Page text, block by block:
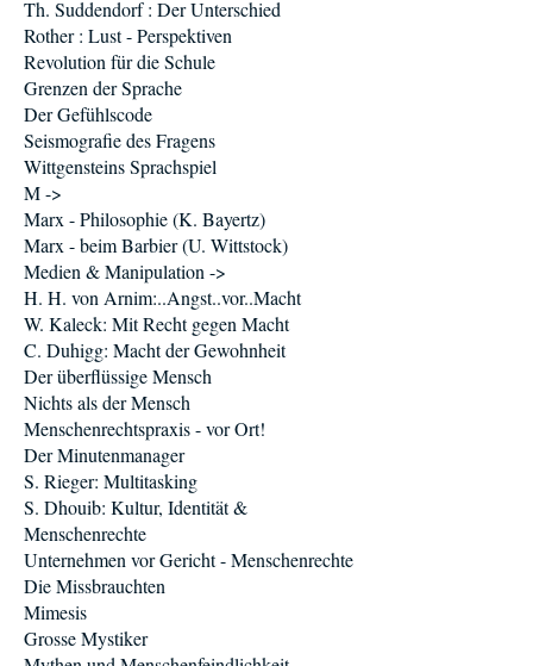
Th. Suddendorf : Der Unterschied
Rother : Lust - Perspektiven
Revolution für die Schule
Grenzen der Sprache
Der Gefühlscode
Seismografie des Fragens
Wittgensteins Sprachspiel
M ->
Marx - Philosophie (K. Bayertz)
Marx - beim Barbier (U. Wittstock)
Medien & Manipulation ->
H. H. von Arnim:..Angst..vor..Macht
W. Kaleck: Mit Recht gegen Macht
C. Duhigg: Macht der Gewohnheit
Der überflüssige Mensch
Nichts als der Mensch
Menschenrechtspraxis - vor Ort!
Der Minutenmanager
S. Rieger: Multitasking
S. Dhouib: Kultur, Identität &
Menschenrechte
Unternehmen vor Gericht - Menschenrechte
Die Missbrauchten
Mimesis
Grosse Mystiker